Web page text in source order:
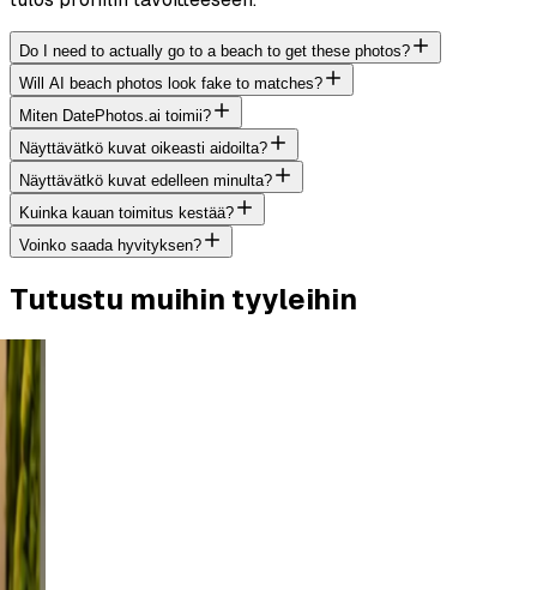
Do I need to actually go to a beach to get these photos?
Will AI beach photos look fake to matches?
Miten DatePhotos.ai toimii?
Näyttävätkö kuvat oikeasti aidoilta?
Näyttävätkö kuvat edelleen minulta?
Kuinka kauan toimitus kestää?
Voinko saada hyvityksen?
Tutustu muihin tyyleihin